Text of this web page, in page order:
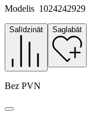
Modelis 1024242929
Salīdzināt Saglabāt
Bez PVN